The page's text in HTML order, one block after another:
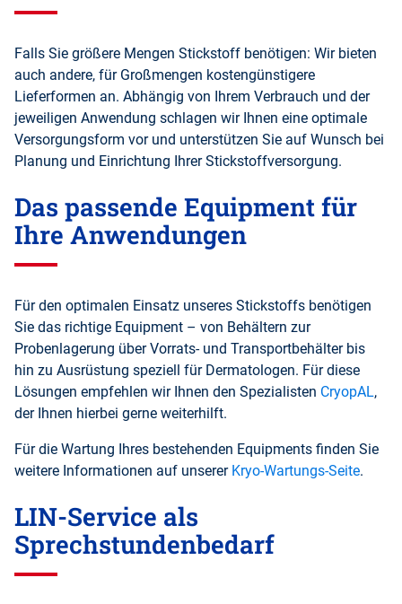
Falls Sie größere Mengen Stickstoff benötigen: Wir bieten
auch andere, für Großmengen kostengünstigere
Lieferformen an. Abhängig von Ihrem Verbrauch und der
jeweiligen Anwendung schlagen wir Ihnen eine optimale
Versorgungsform vor und unterstützen Sie auf Wunsch bei
Planung und Einrichtung Ihrer Stickstoffversorgung.
Das passende Equipment für
Ihre Anwendungen
Für den optimalen Einsatz unseres Stickstoffs benötigen
Sie das richtige Equipment – von Behältern zur
Probenlagerung über Vorrats- und Transportbehälter bis
hin zu Ausrüstung speziell für Dermatologen. Für diese
Lösungen empfehlen wir Ihnen den Spezialisten CryopAL,
der Ihnen hierbei gerne weiterhilft.
Für die Wartung Ihres bestehenden Equipments finden Sie
weitere Informationen auf unserer Kryo-Wartungs-Seite.
LIN-Service als
Sprechstundenbedarf